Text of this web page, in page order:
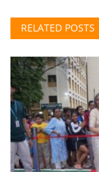
RELATED POSTS